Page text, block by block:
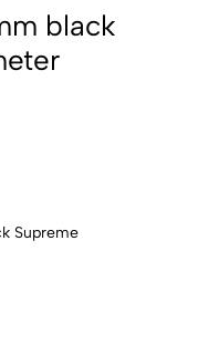
black
Supreme